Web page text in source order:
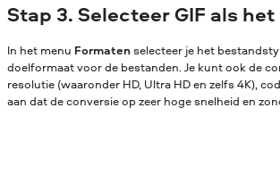
Stap 3. Selecteer GIF als
In het menu Formatenselecteer je het
doelformaat voor de bestanden. Je kunt ook de
resolutie (waaronder HD, Ultra HD en zelfs 4K),
aan dat de conversie op zeer hoge snelheid en